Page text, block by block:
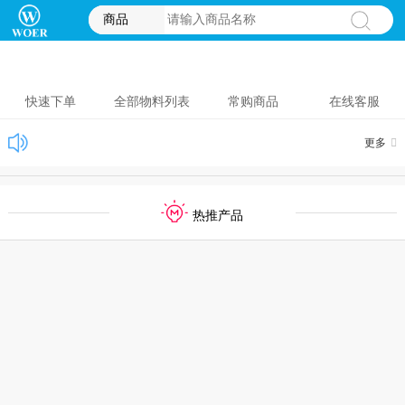
商品
快速下单 全部物料列表 常购商品 在线客服
更多
热推产品